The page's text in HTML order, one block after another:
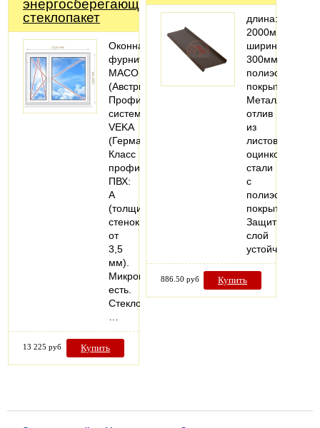
энергосберегающий
стеклопакет
Оконная
фурнитура
MACO
(Австрия).
Профильная
система:
VEKA
(Германия).
Класс
профиля
ПВХ:
А
(толщина
стенок
от
3,5
мм).
Микропроветривание:
есть.
Стеклопакеты:
13 225 руб Купить
длина:
2000мм;
ширина:
300мм;
полиэстеровое
покрытие
Металлический
отлив
из
листовой
оцинкованной
стали
с
полиэстеровым
покрытием.
Защитный
слой
устойчив…
886.50 руб Купить